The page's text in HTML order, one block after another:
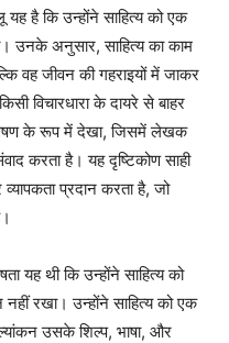
है कि उन्होंने साहित्य को एक
अनुसार, साहित्य का काम
वह जीवन की गहराइयों में जाकर
विचारधारा के दायरे से बाहर
के रूप में देखा, जिसमें लेखक
करता है। यह दृष्टिकोण साही
प्रदान करता है, जो
यह थी कि उन्होंने साहित्य को
नहीं रखा। उन्होंने साहित्य को एक
उसके शिल्प, भाषा, और